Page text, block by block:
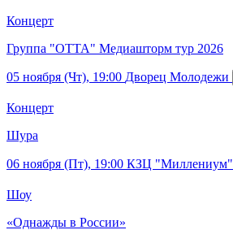
Концерт
Группа "ОТТА" Медиашторм тур 2026
05 ноября (Чт), 19:00 Дворец Молодежи
Концерт
Шура
06 ноября (Пт), 19:00 КЗЦ "Миллениум"
Шоу
«Однажды в России»